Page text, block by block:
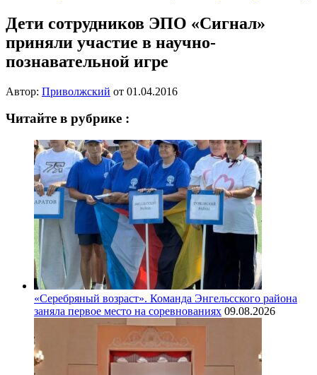
Дети сотрудников ЭПО «Сигнал»
приняли участие в научно-
познавательной игре
Автор: Приволжский от 01.04.2016
Читайте в рубрике :
«Серебряный возраст». Команда Энгельсского района
заняла первое место на соревнованиях 09.08.2026